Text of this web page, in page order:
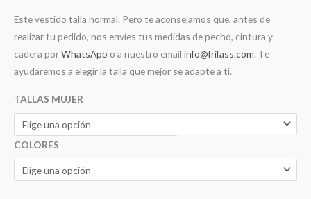
Este vestido talla normal. Pero te aconsejamos que, antes de
realizar tu pedido, nos envíes tus medidas de pecho, cintura y
cadera porWhatsApp o a nuestro email info@frifass.com. Te
ayudaremos a elegir la talla que mejor se adapte a ti.
TALLAS MUJER
COLORES